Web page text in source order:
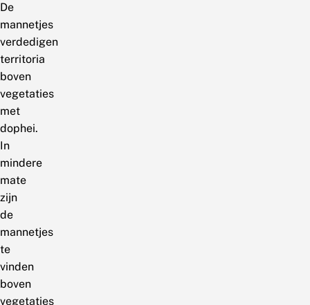
De
mannetjes
verdedigen
territoria
boven
vegetaties
met
dophei.
In
mindere
mate
zijn
de
mannetjes
te
vinden
boven
vegetaties